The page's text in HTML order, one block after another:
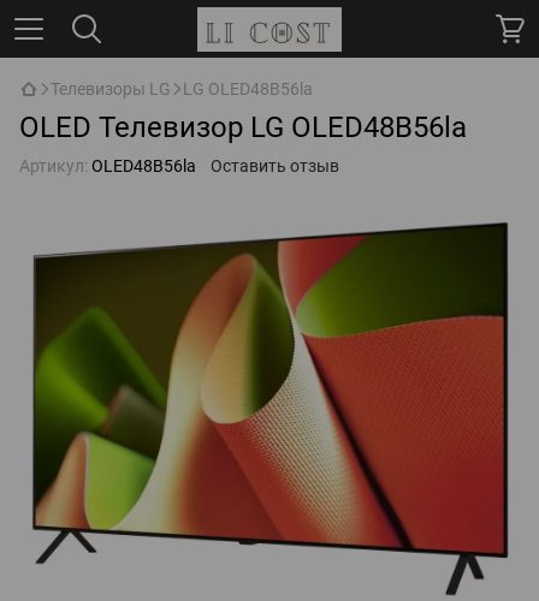
Телевизоры LG LG OLED48B56la
OLED Телевизор LG OLED48B56la
Артикул: OLED48B56la Оставить отзыв